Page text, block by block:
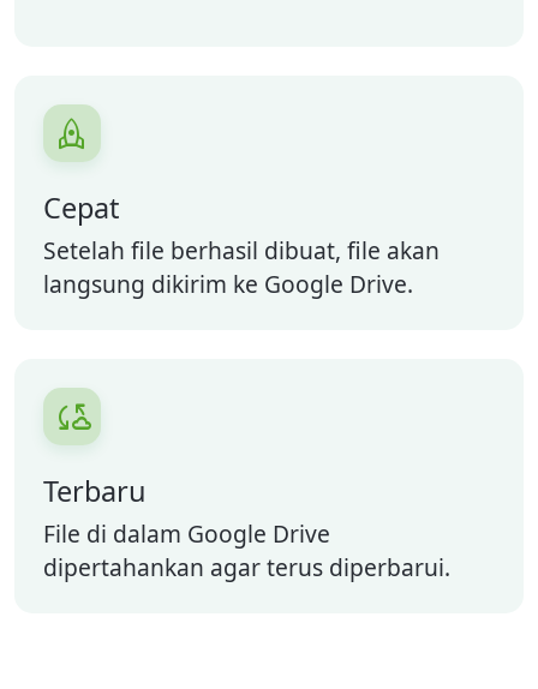

Cepat
Setelah file berhasil dibuat, file akan
langsung dikirim ke Google Drive.

Terbaru
File di dalam Google Drive
dipertahankan agar terus diperbarui.